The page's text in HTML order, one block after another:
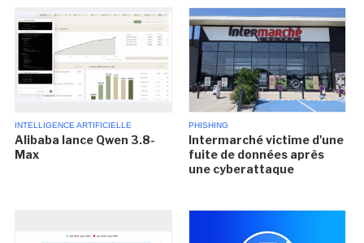
INTELLIGENCE ARTIFICIELLE
Alibaba lance Qwen 3.8-
Max
PHISHING
Intermarché victime d'une
fuite de données après
une cyberattaque